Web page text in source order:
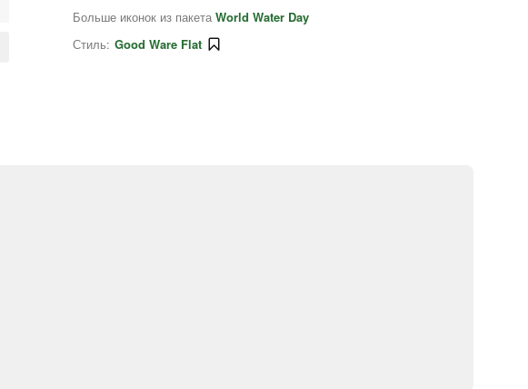
Больше иконок из пакета World Water Day
Стиль: Good Ware Flat